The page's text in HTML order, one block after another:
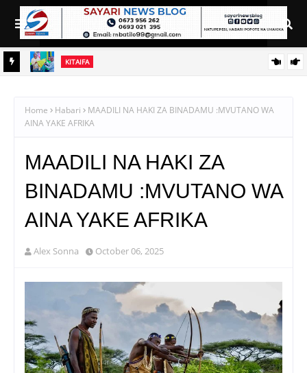
KITAIFA
Home Habari
MAADILI NA HAKI ZA BINADAMU :MVUTANO WA
AINA YAKE AFRIKA
MAADILI NA HAKI ZA
BINADAMU :MVUTANO WA
AINA YAKE AFRIKA
Alex Sonna October 06, 2025